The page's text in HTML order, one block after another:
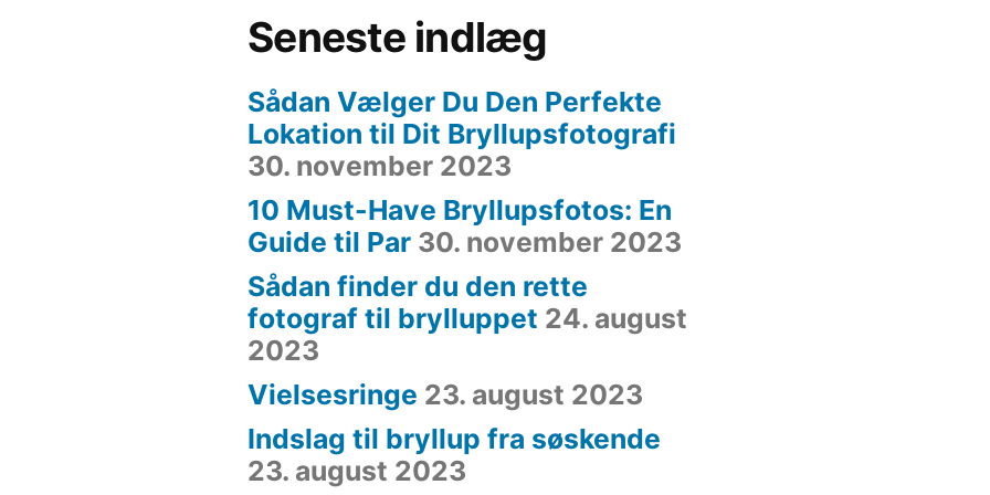
Seneste indlæg
Sådan Vælger Du Den Perfekte
Lokation til Dit Bryllupsfotografi
30. november 2023
10 Must-Have Bryllupsfotos: En
Guide til Par 30. november 2023
Sådan finder du den rette
fotograf til brylluppet 24. august
2023
Vielsesringe 23. august 2023
Indslag til bryllup fra søskende
23. august 2023